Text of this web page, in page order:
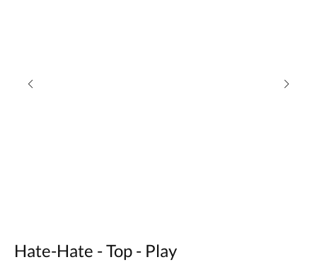
Hate-Hate - Top - Play